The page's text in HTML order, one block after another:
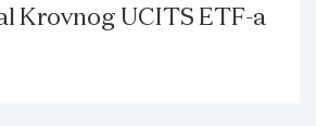
Krovnog UCITS ETF-a